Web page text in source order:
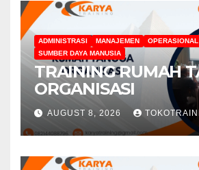
ADMINISTRASI MANAJEMEN
OPERASIONAL
SUMBER DAYA MANUSIA
TRAINING RUMAH
ORGANISASI
AUGUST 8, 2026